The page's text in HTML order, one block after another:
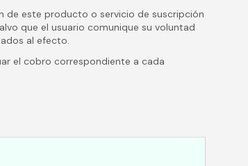
de este producto o servicio de suscripción
que el usuario comunique su voluntad
al efecto.
el cobro correspondiente a cada